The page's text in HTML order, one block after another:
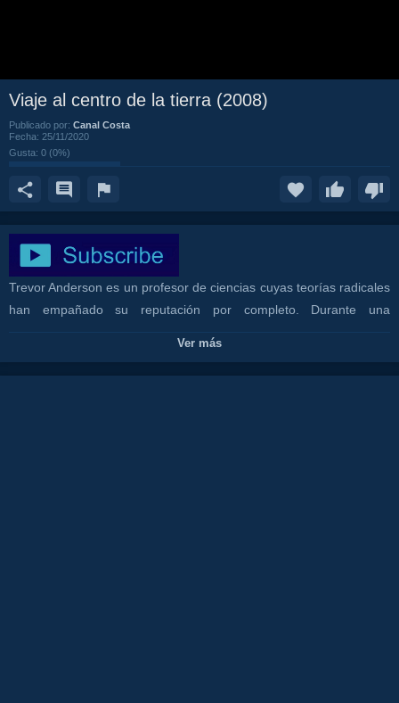
Viaje al centro de la tierra (2008)
Publicado por: Canal Costa
Fecha: 25/11/2020
Gusta: 0 (0%)
Trevor Anderson es un profesor de ciencias cuyas teorías radicales
han empañado su reputación por completo. Durante una
adentrarse en las profundidades de la Tierra, en las entrañas del
Ver más